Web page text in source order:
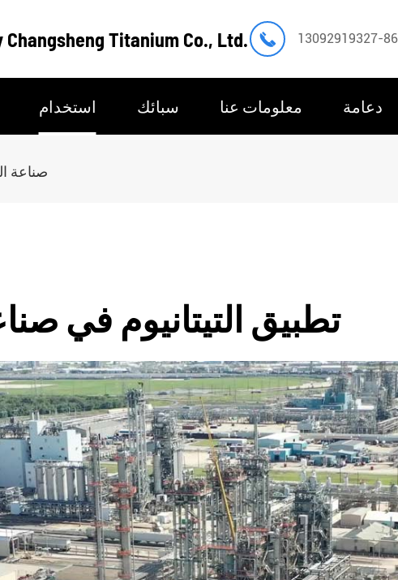
Changsheng Titanium Co., Ltd. 
استخدام سبائك معلومات عنا دعامة
صناعة
تطبيق التيتانيوم في